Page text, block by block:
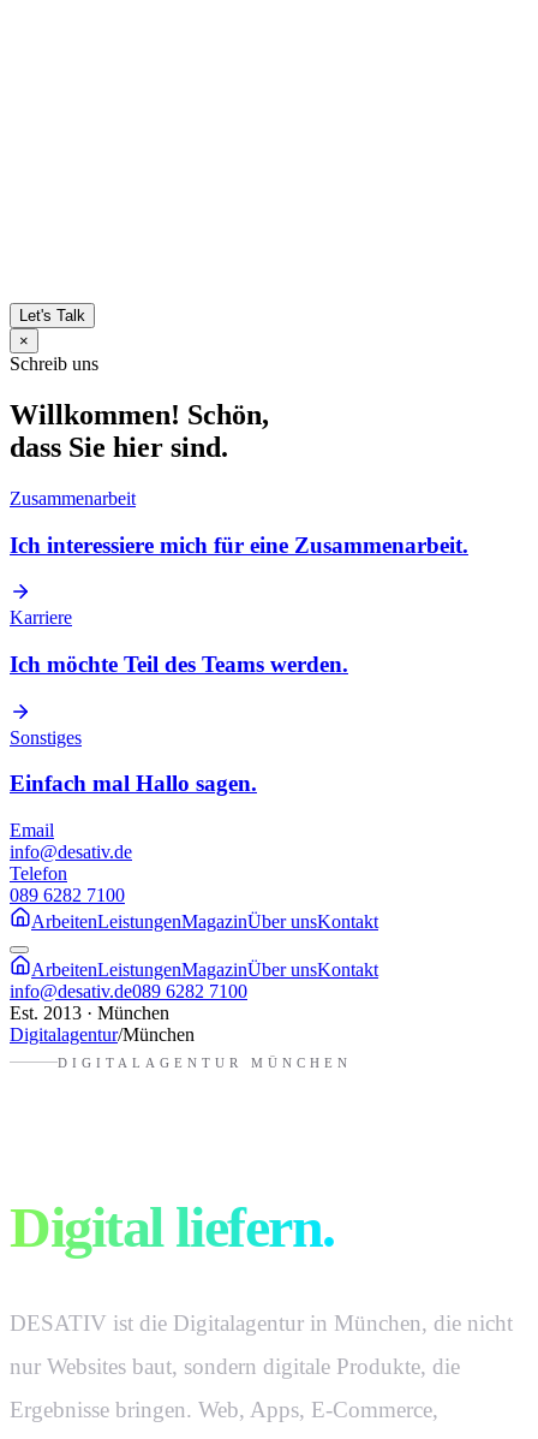
Let's Talk
×
Schreib uns
Willkommen! Schön,
dass Sie hier sind.
Zusammenarbeit
Ich interessiere mich für eine Zusammenarbeit.
Karriere
Ich möchte Teil des Teams werden.
Sonstiges
Einfach mal Hallo sagen.
Email
info@desativ.de
Telefon
089 6282 7100
ArbeitenLeistungenMagazinÜber unsKontakt
ArbeitenLeistungenMagazinÜber unsKontakt
info@desativ.de089 6282 7100
Est. 2013 · München
Digitalagentur/München
DIGITALAGENTUR MÜNCHEN
Digital liefern.
DESATIV ist die Digitalagentur in München, die nicht
nur Websites baut, sondern digitale Produkte, die
Ergebnisse bringen. Web, Apps, E-Commerce,